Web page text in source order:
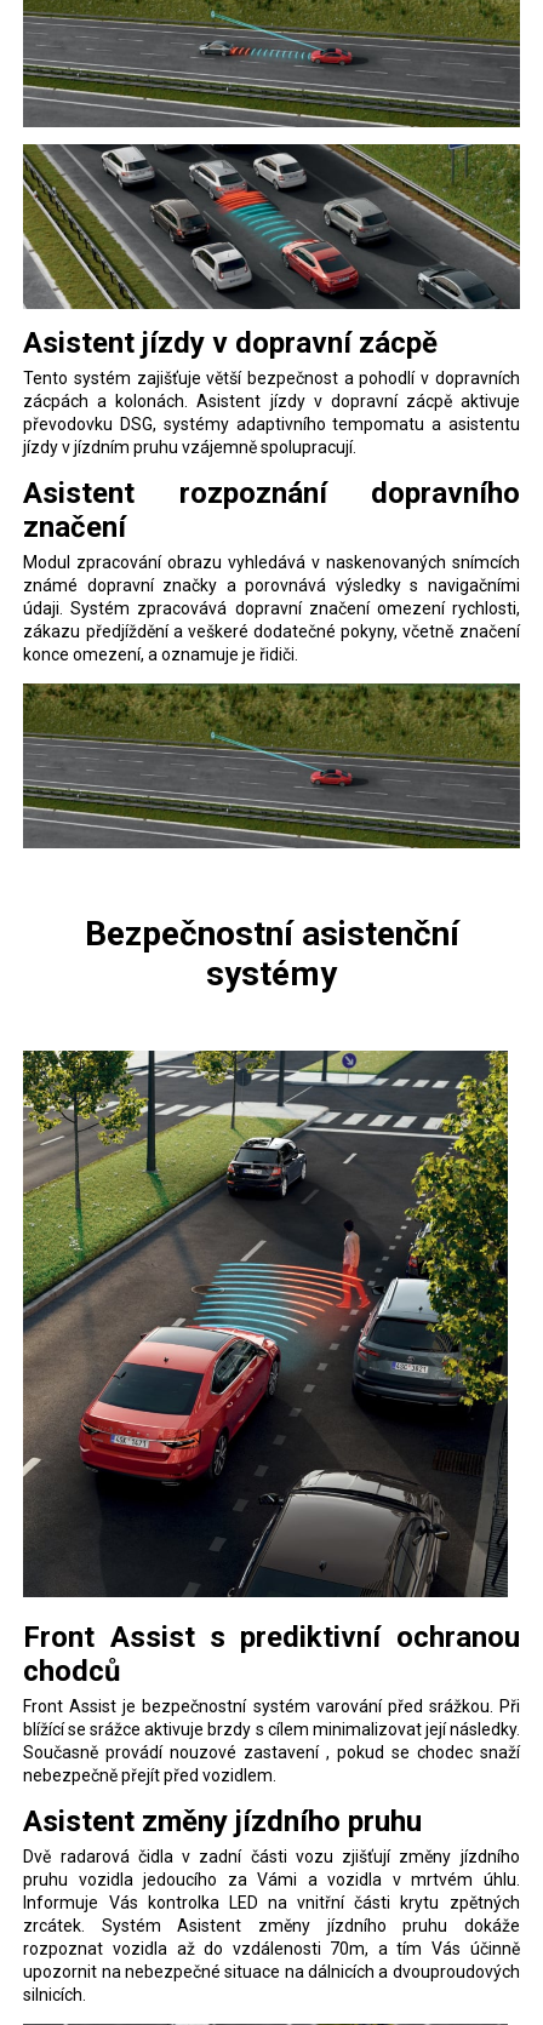
Asistent jízdy v dopravní zácpě
Tento systém zajišťuje větší bezpečnost a pohodlí v dopravních
zácpách a kolonách. Asistent jízdy v dopravní zácpě aktivuje
převodovku DSG, systémy adaptivního tempomatu a asistentu
jízdy v jízdním pruhu vzájemně spolupracují.
Asistent rozpoznání dopravního
značení
Modul zpracování obrazu vyhledává v naskenovaných snímcích
známé dopravní značky a porovnává výsledky s navigačními
údaji. Systém zpracovává dopravní značení omezení rychlosti,
zákazu předjíždění a veškeré dodatečné pokyny, včetně značení
konce omezení, a oznamuje je řidiči.
Bezpečnostní asistenční
systémy
Front Assist s prediktivní ochranou
chodců
Front Assist je bezpečnostní systém varování před srážkou. Při
blížící se srážce aktivuje brzdy s cílem minimalizovat její následky.
Současně provádí nouzové zastavení , pokud se chodec snaží
nebezpečně přejít před vozidlem.
Asistent změny jízdního pruhu
Dvě radarová čidla v zadní části vozu zjišťují změny jízdního
pruhu vozidla jedoucího za Vámi a vozidla v mrtvém úhlu.
Informuje Vás kontrolka LED na vnitřní části krytu zpětných
zrcátek. Systém Asistent změny jízdního pruhu dokáže
rozpoznat vozidla až do vzdálenosti 70m, a tím Vás účinně
upozornit na nebezpečné situace na dálnicích a dvouproudových
silnicích.